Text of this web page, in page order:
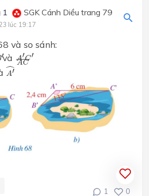
1 SGK Cánh Diều trang 79
lúc 19:17
và so sánh:
′
′A B
và A′C′
AC
A′C′A
ˆ
A′
A′^
1 0